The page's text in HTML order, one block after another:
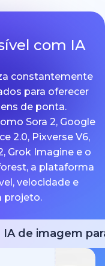
com IA
constantemente
para oferecer
de ponta.
Sora 2, Google
2.0, Pixverse V6,
Grok Imagine e o
a plataforma
velocidade e
projeto.
IA de imagem